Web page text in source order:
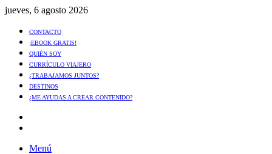
jueves, 6 agosto 2026
CONTACTO
¡EBOOK GRATIS!
QUIÉN SOY
CURRÍCULO VIAJERO
¿TRABAJAMOS JUNTOS?
DESTINOS
¿ME AYUDAS A CREAR CONTENIDO?
Menú